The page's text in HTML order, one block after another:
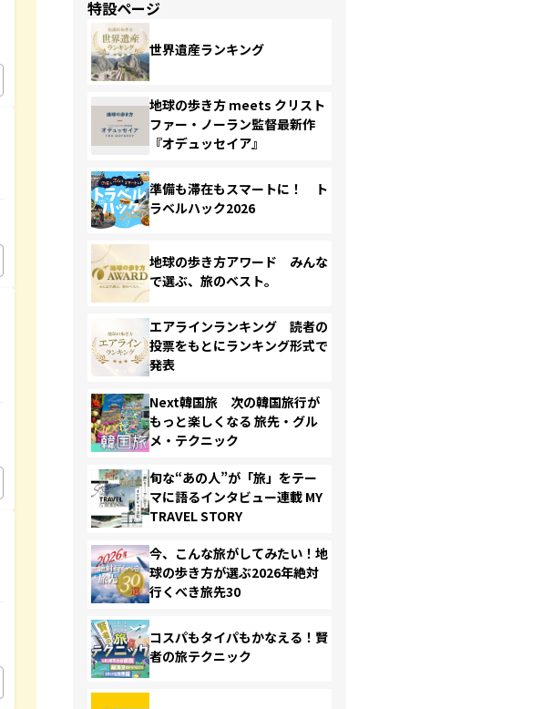
特設ページ
世界遺産ランキング
地球の歩き方 meets クリスト
ファー・ノーラン監督最新作
『オデュッセイア』
準備も滞在もスマートに！ ト
ラベルハック2026
地球の歩き方アワード みんな
で選ぶ、旅のベスト。
エアラインランキング 読者の
投票をもとにランキング形式で
発表
Next韓国旅 次の韓国旅行が
もっと楽しくなる 旅先・グル
メ・テクニック
旬な“あの人”が「旅」をテー
マに語るインタビュー連載 MY
TRAVEL STORY
今、こんな旅がしてみたい！地
球の歩き方が選ぶ2026年絶対
行くべき旅先30
コスパもタイパもかなえる！賢
者の旅テクニック